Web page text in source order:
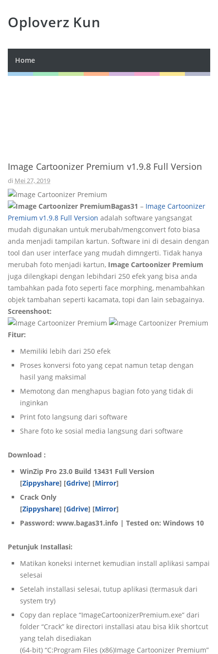
Oploverz Kun
Home
Image Cartoonizer Premium v1.9.8 Full Version
di Mei 27, 2019
Bagas31 – Image Cartoonizer
Premium v1.9.8 Full Version adalah software yangsangat
mudah digunakan untuk merubah/mengconvert foto biasa
anda menjadi tampilan kartun. Software ini di desain dengan
tool dan user interface yang mudah dimngerti. Tidak hanya
merubah foto menjadi kartun, Image Cartoonizer Premium
juga dilengkapi dengan lebihdari 250 efek yang bisa anda
tambahkan pada foto seperti face morphing, menambahkan
objek tambahan seperti kacamata, topi dan lain sebagainya.
Screenshoot:
Fitur:
Memiliki lebih dari 250 efek
Proses konversi foto yang cepat namun tetap dengan
hasil yang maksimal
Memotong dan menghapus bagian foto yang tidak di
inginkan
Print foto langsung dari software
Share foto ke sosial media langsung dari software
Download :
WinZip Pro 23.0 Build 13431 Full Version
[Zippyshare] [Gdrive] [Mirror]
Crack Only
[Zippyshare] [Gdrive] [Mirror]
Password: www.bagas31.info | Tested on: Windows 10
Petunjuk Installasi:
Matikan koneksi internet kemudian install aplikasi sampai
selesai
Setelah installasi selesai, tutup aplikasi (termasuk dari
system try)
Copy dan replace “ImageCartoonizerPremium.exe” dari
folder “Crack” ke directori installasi atau bisa klik shortcut
yang telah disediakan
(64-bit) “C:Program Files (x86)Image Cartoonizer Premium”